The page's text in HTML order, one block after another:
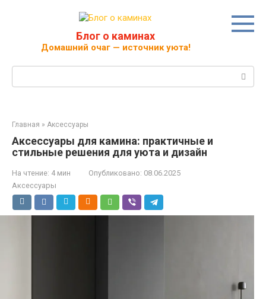
Блог о каминах
Домашний очаг — источник уюта!
Главная » Аксессуары
Аксессуары для камина: практичные и
стильные решения для уюта и дизайн
На чтение: 4 мин Опубликовано: 08.06.2025
Аксессуары